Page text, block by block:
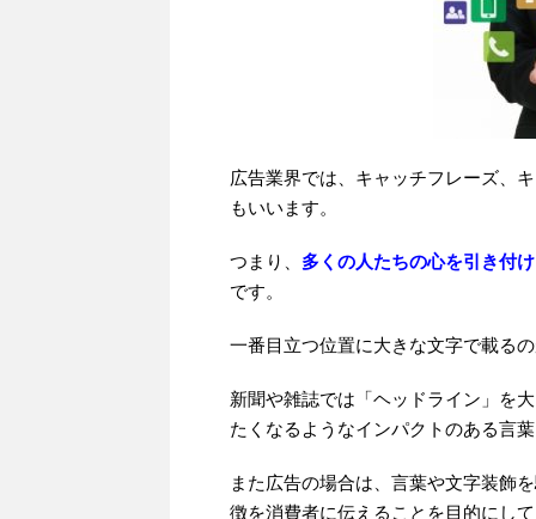
広告業界では、キャッチフレーズ、
もいいます。
つまり、 多くの人たちの心を引き付
です。
一番目立つ位置に大きな文字で載る
新聞や雑誌では「ヘッドライン」を
たくなるようなインパクトのある言
また広告の場合は、言葉や文字装飾
徴を消費者に伝えることを目的にし